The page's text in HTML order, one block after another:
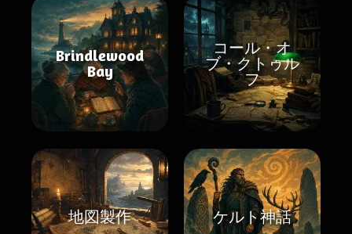
Brindlewood
Bay
コール・オ
ブ・クトゥル
フ
地図製作 ケルト神話